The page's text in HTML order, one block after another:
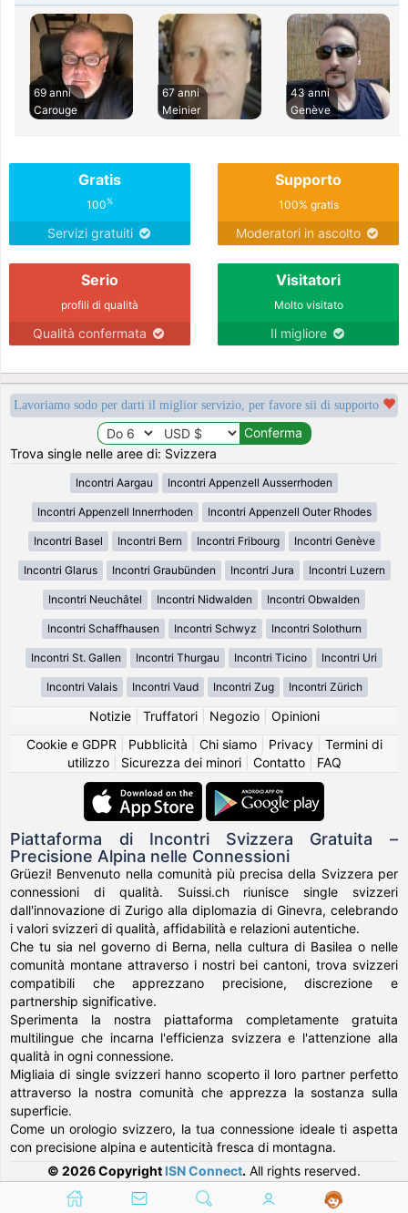
69 anni
Carouge
67 anni
Meinier
43 anni
Genève
Gratis
100%
Servizi gratuiti
Supporto
100% gratis
Moderatori in ascolto
Serio
profili di qualità
Qualità confermata
Visitatori
Molto visitato
Il migliore
Lavoriamo sodo per darti il miglior servizio, per favore sii di supporto
Trova single nelle aree di: Svizzera
Incontri Aargau Incontri Appenzell Ausserrhoden
Incontri Appenzell Innerrhoden Incontri Appenzell Outer Rhodes
Incontri Basel Incontri Bern Incontri Fribourg Incontri Genève
Incontri Glarus Incontri Graubünden Incontri Jura Incontri Luzern
Incontri Neuchâtel Incontri Nidwalden Incontri Obwalden
Incontri Schaffhausen Incontri Schwyz Incontri Solothurn
Incontri St. Gallen Incontri Thurgau Incontri Ticino Incontri Uri
Incontri Valais Incontri Vaud Incontri Zug Incontri Zürich
Notizie| Truffatori| Negozio| Opinioni
Cookie e GDPR
Pubblicità Chi siamo| Privacy| Termini di
utilizzo| Sicurezza dei minori| Contatto| FAQ
Piattaforma di Incontri Svizzera Gratuita –
Precisione Alpina nelle Connessioni
Grüezi! Benvenuto nella comunità più precisa della Svizzera per
connessioni di qualità. Suissi.ch riunisce single svizzeri
dall'innovazione di Zurigo alla diplomazia di Ginevra, celebrando
i valori svizzeri di qualità, affidabilità e relazioni autentiche.
Che tu sia nel governo di Berna, nella cultura di Basilea o nelle
comunità montane attraverso i nostri bei cantoni, trova svizzeri
compatibili che apprezzano precisione, discrezione e
partnership significative.
Sperimenta la nostra piattaforma completamente gratuita
multilingue che incarna l'efficienza svizzera e l'attenzione alla
qualità in ogni connessione.
Migliaia di single svizzeri hanno scoperto il loro partner perfetto
attraverso la nostra comunità che apprezza la sostanza sulla
superficie.
Come un orologio svizzero, la tua connessione ideale ti aspetta
con precisione alpina e autenticità fresca di montagna.
© 2026 Copyright ISN Connect. All rights reserved.